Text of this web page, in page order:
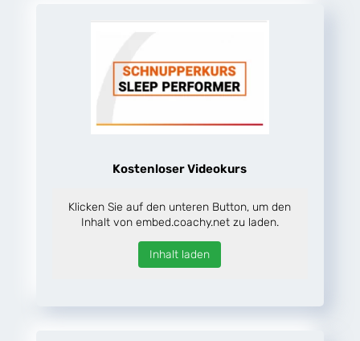
Kostenloser Videokurs
Klicken Sie auf den unteren Button, um den
Inhalt von embed.coachy.net zu laden.
Inhalt laden